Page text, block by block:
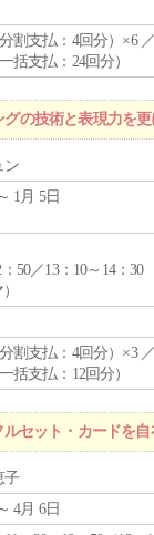
割支払：4回分）×6
括支払：24回分）
の技術と表現力を
1月 5日
50／13：10～14：30
割支払：4回分）×3
括支払：12回分）
セット・カードを自
4月 6日